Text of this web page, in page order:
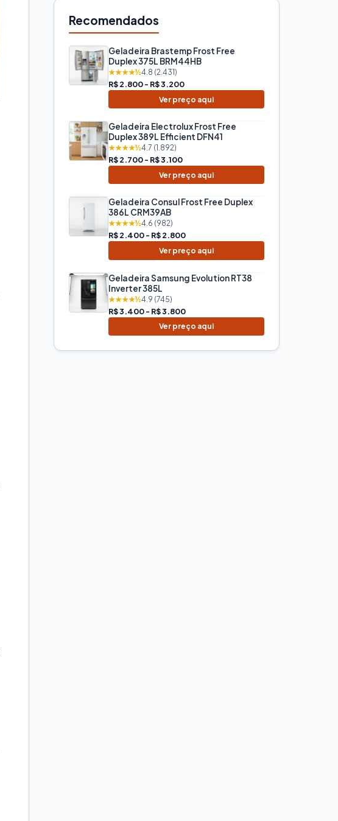
Recomendados
Geladeira Brastemp Frost Free
Duplex 375L BRM44HB
★★★★½4.8 (2.431)
R$ 2.800 - R$ 3.200
Ver preço aqui
Geladeira Electrolux Frost Free
Duplex 389L Efficient DFN41
★★★★½4.7 (1.892)
R$ 2.700 - R$ 3.100
Ver preço aqui
Geladeira Consul Frost Free Duplex
386L CRM39AB
★★★★½4.6 (982)
R$ 2.400 - R$ 2.800
Ver preço aqui
Geladeira Samsung Evolution RT38
Inverter 385L
★★★★½4.9 (745)
R$ 3.400 - R$ 3.800
Ver preço aqui